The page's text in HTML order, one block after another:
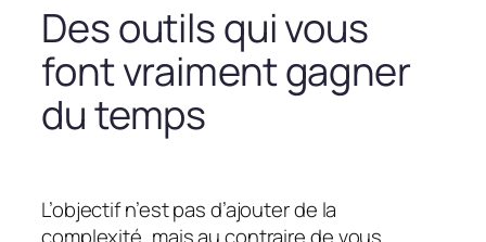
Des outils qui vous
font vraiment gagner
du temps
L’objectif n’est pas d’ajouter de la